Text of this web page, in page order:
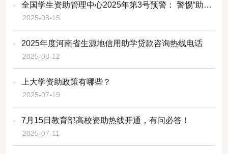
全国学生资助管理中心2025年第3号预警： 警惕“助学贷款办理”骗局
2025-08-15
2025年度河南省生源地信用助学贷款咨询热线电话
2025-08-12
上大学资助政策有哪些？
2025-07-19
7月15日教育部高校资助热线开通，有问必答！
2025-07-11